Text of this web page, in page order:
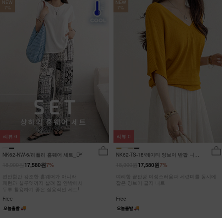
NEW
7%
NK62-NW-6/리플리 홈웨어 세트_DY
7%
17,580원
편안함만 강조한 홈웨어가 아니라
패턴과 실루엣까지 살려 집 안밖에서
두루 활용하기 좋은 실용적인 세트!
Free
리뷰 0
NEW
7%
NK62-TS-18/레이티 양브이 반팔 니트
7%
17,580원
여리함 끝판왕 여성스러움과 세련미를 동시에
잡은 양브이 골지 니트
Free
리뷰 0